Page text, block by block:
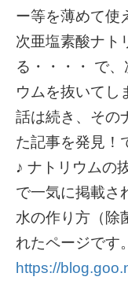
ー等を薄めて使
次亜塩素酸ナト
る・・・・ で
ウムを抜いてし
話は続き、その
た記事を発見！
♪ ナトリウムの
で一気に掲載さ
水の作り方（除
れたページで
https://